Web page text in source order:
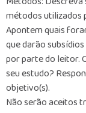
métodos utilizados
Apontem quais
que darão
por parte do leitor.
seu estudo?
objetivo(s).
Não serão aceitos